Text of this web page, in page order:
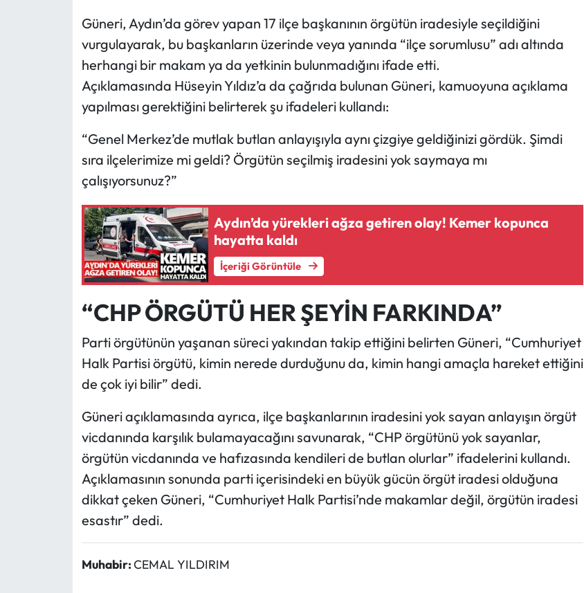
Güneri, Aydın’da görev yapan 17 ilçe başkanının örgütün iradesiyle seçildiğini
vurgulayarak, bu başkanların üzerinde veya yanında “ilçe sorumlusu” adı altında
herhangi bir makam ya da yetkinin bulunmadığını ifade etti.
Açıklamasında Hüseyin Yıldız’a da çağrıda bulunan Güneri, kamuoyuna açıklama
yapılması gerektiğini belirterek şu ifadeleri kullandı:
“Genel Merkez’de mutlak butlan anlayışıyla aynı çizgiye geldiğinizi gördük. Şimdi
sıra ilçelerimize mi geldi? Örgütün seçilmiş iradesini yok saymaya mı
çalışıyorsunuz?”
Aydın’da yürekleri ağza getiren olay! Kemer kopunca
hayatta kaldı
İçeriği Görüntüle
“CHP ÖRGÜTÜ HER ŞEYİN FARKINDA”
Parti örgütünün yaşanan süreci yakından takip ettiğini belirten Güneri, “Cumhuriyet
Halk Partisi örgütü, kimin nerede durduğunu da, kimin hangi amaçla hareket ettiğini
de çok iyi bilir” dedi.
Güneri açıklamasında ayrıca, ilçe başkanlarının iradesini yok sayan anlayışın örgüt
vicdanında karşılık bulamayacağını savunarak, “CHP örgütünü yok sayanlar,
örgütün vicdanında ve hafızasında kendileri de butlan olurlar” ifadelerini kullandı.
Açıklamasının sonunda parti içerisindeki en büyük gücün örgüt iradesi olduğuna
dikkat çeken Güneri, “Cumhuriyet Halk Partisi’nde makamlar değil, örgütün iradesi
esastır” dedi.
Muhabir:CEMAL YILDIRIM